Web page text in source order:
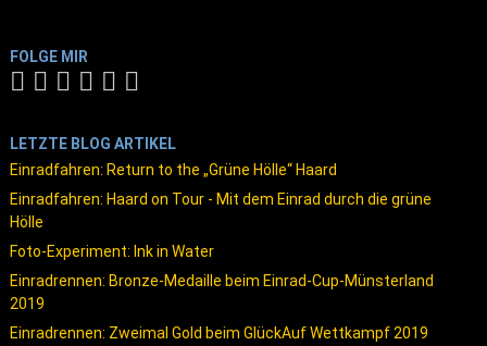
FOLGE MIR
LETZTE BLOG ARTIKEL
Einradfahren: Return to the „Grüne Hölle“ Haard
Einradfahren: Haard on Tour - Mit dem Einrad durch die grüne
Hölle
Foto-Experiment: Ink in Water
Einradrennen: Bronze-Medaille beim Einrad-Cup-Münsterland
2019
Einradrennen: Zweimal Gold beim GlückAuf Wettkampf 2019